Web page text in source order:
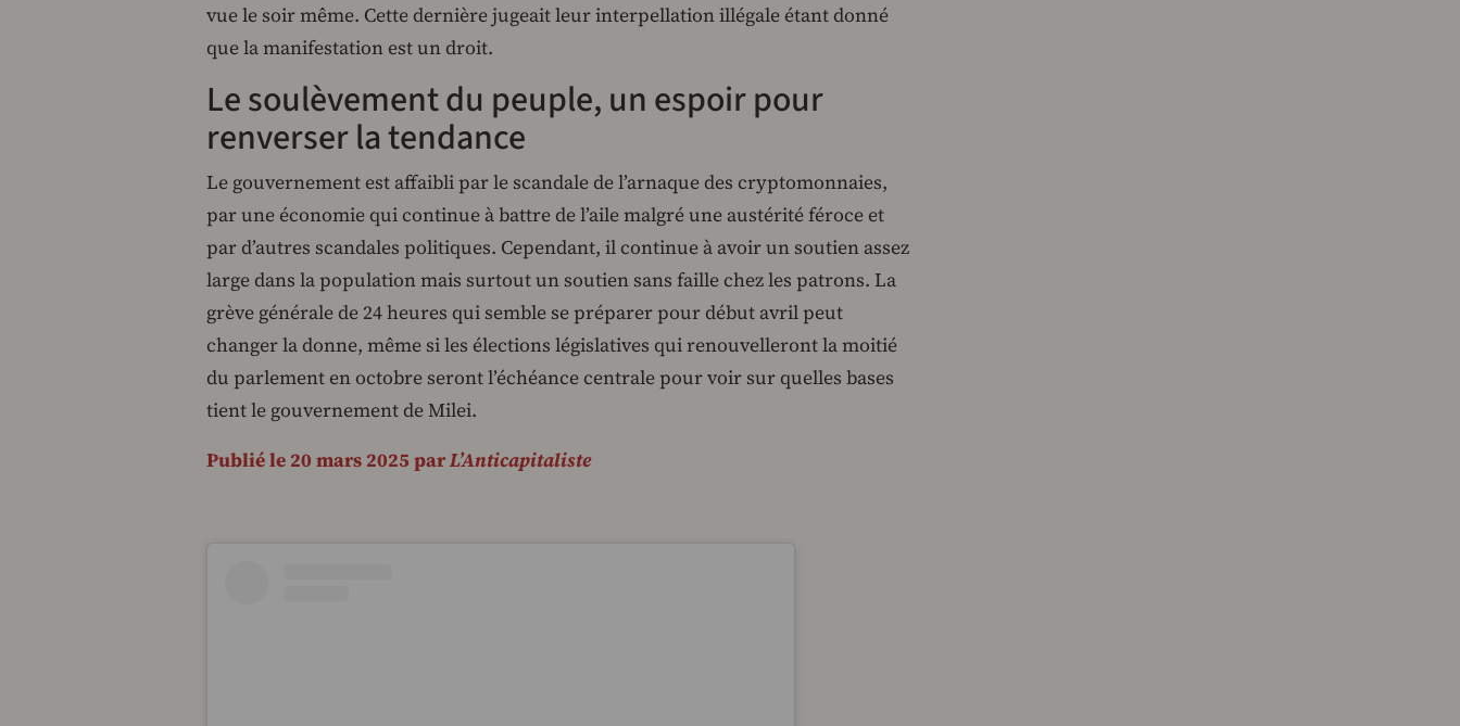
vue le soir même. Cette dernière jugeait leur interpellation illégale étant donné
que la manifestation est un droit.
Le soulèvement du peuple, un espoir pour
renverser la tendance
Le gouvernement est affaibli par le scandale de l’arnaque des cryptomonnaies,
par une économie qui continue à battre de l’aile malgré une austérité féroce et
par d’autres scandales politiques. Cependant, il continue à avoir un soutien assez
large dans la population mais surtout un soutien sans faille chez les patrons. La
grève générale de 24 heures qui semble se préparer pour début avril peut
changer la donne, même si les élections législatives qui renouvelleront la moitié
du parlement en octobre seront l’échéance centrale pour voir sur quelles bases
tient le gouvernement de Milei.
Publié le 20 mars 2025 parL’Anticapitaliste